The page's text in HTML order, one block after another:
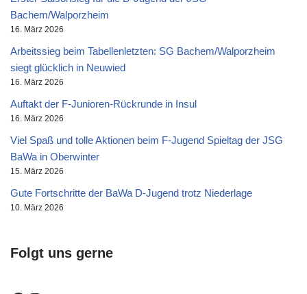
Bachem/Walporzheim
16. März 2026
Arbeitssieg beim Tabellenletzten: SG Bachem/Walporzheim
siegt glücklich in Neuwied
16. März 2026
Auftakt der F-Junioren-Rückrunde in Insul
16. März 2026
Viel Spaß und tolle Aktionen beim F-Jugend Spieltag der JSG
BaWa in Oberwinter
15. März 2026
Gute Fortschritte der BaWa D-Jugend trotz Niederlage
10. März 2026
Folgt uns gerne